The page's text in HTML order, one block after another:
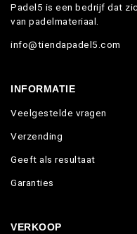
Padel5 is een bedrijf dat
van padelmateriaal.
info@tiendapadel5.com
INFORMATIE
Veelgestelde vragen
Verzending
Geeft als resultaat
Garanties
VERKOOP